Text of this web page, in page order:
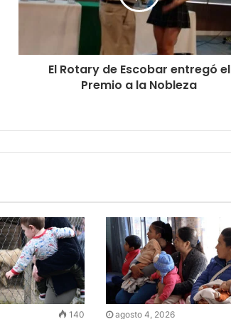
El Rotary de Escobar entregó el
Premio a la Nobleza
140 agosto 4, 2026